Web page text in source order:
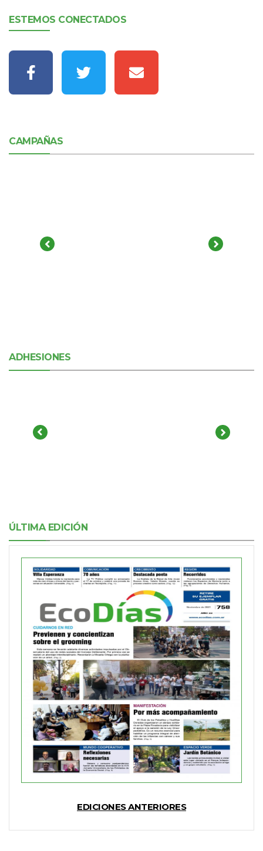
ESTEMOS CONECTADOS
CAMPAÑAS
ADHESIONES
ÚLTIMA EDICIÓN
EDICIONES ANTERIORES